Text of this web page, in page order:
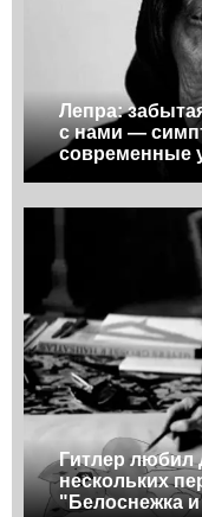
Лепра:
с нами —
современные
Гитлер любил
нескольких
"Белоснежка